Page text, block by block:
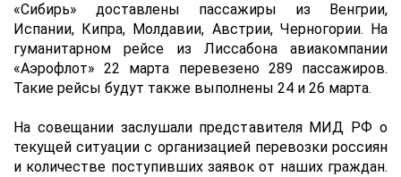
«Сибирь» доставлены пассажиры из Венгрии,
Испании, Кипра, Молдавии, Австрии, Черногории. На
гуманитарном рейсе из Лиссабона авиакомпании
«Аэрофлот» 22 марта перевезено 289 пассажиров.
Такие рейсы будут также выполнены 24 и 26 марта.
На совещании заслушали представителя МИД РФ о
текущей ситуации с организацией перевозки россиян
и количестве поступивших заявок от наших граждан.